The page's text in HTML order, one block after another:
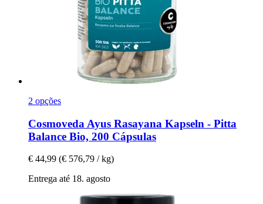
2 opções
Cosmoveda Ayus Rasayana Kapseln -​ Pitta
Balance Bio, 200 Cápsulas
€ 44,99 (€ 576,79 / kg)
Entrega até 18. agosto